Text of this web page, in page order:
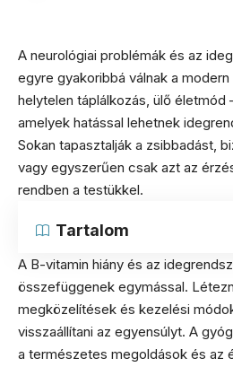
A neurológiai problémák és az
egyre gyakoribbá válnak a
helytelen táplálkozás, ülő életmód
amelyek hatással lehetnek
Sokan tapasztalják a zsibbadást,
vagy egyszerűen csak azt az
rendben a testükkel.
Tartalom
A B-vitamin hiány és az
összefüggenek egymással.
megközelítések és kezelési
visszaállítani az egyensúlyt. A
a természetes megoldások és az